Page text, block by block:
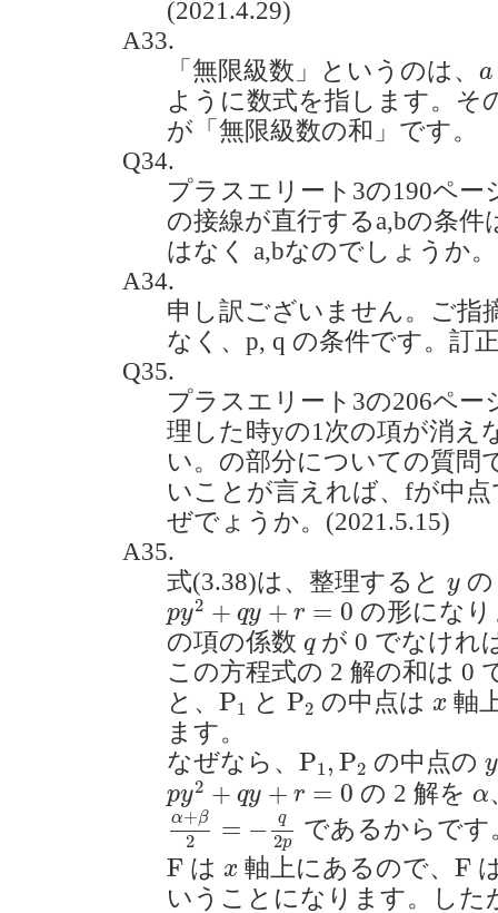
(2021.4.29)
A33.
「無限級数」というのは、 a
ように数式を指します。そ
が「無限級数の和」です。
Q34.
プラスエリート3の190ペ
の接線が直行するa,bの条件
はなく a,bなのでしょうか
A34.
申し訳ございません。ご指
なく、p, q の条件です。訂
Q35.
プラスエリート3の206ペ
理した時yの1次の項が消え
い。の部分についての質問
いことが言えれば、fが中
ぜでょうか。(2021.5.15)
A35.
式(3.38)は、整理すると y
y
py2 + qy + r = 0
py2+qy+r=0
の形にな
の項の係数 q
qが 0 でなけれ
この方程式の 2 解の和は 0
と、 P1
P1 とP2
P2 の中点は x
x 軸
ます。
なぜなら、 P1 , P2
P1 P2 の中点のy
y
py2 + qy + r = 0
py 2+qy +r = 0 の 2 解を α
α
α+β
2 = − q
2p
α+β 2 =−q 2p
であるからです
F
F は x
x 軸上にあるので、 F
F
いうことになります。した